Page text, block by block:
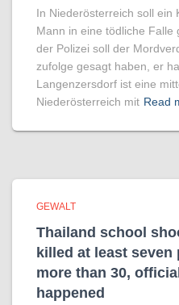
In Niederösterreich soll ein
Mann in eine tödliche
der Polizei soll der
zufolge gesagt haben, er
Langenzersdorf ist eine
Niederösterreich mit Read
GEWALT
Thailand school
killed at least seven
more than 30,
happened